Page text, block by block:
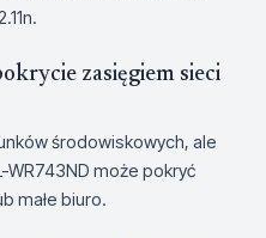
zasięgiem sieci
środowiskowych, ale
WR743ND może pokryć
małe biuro.